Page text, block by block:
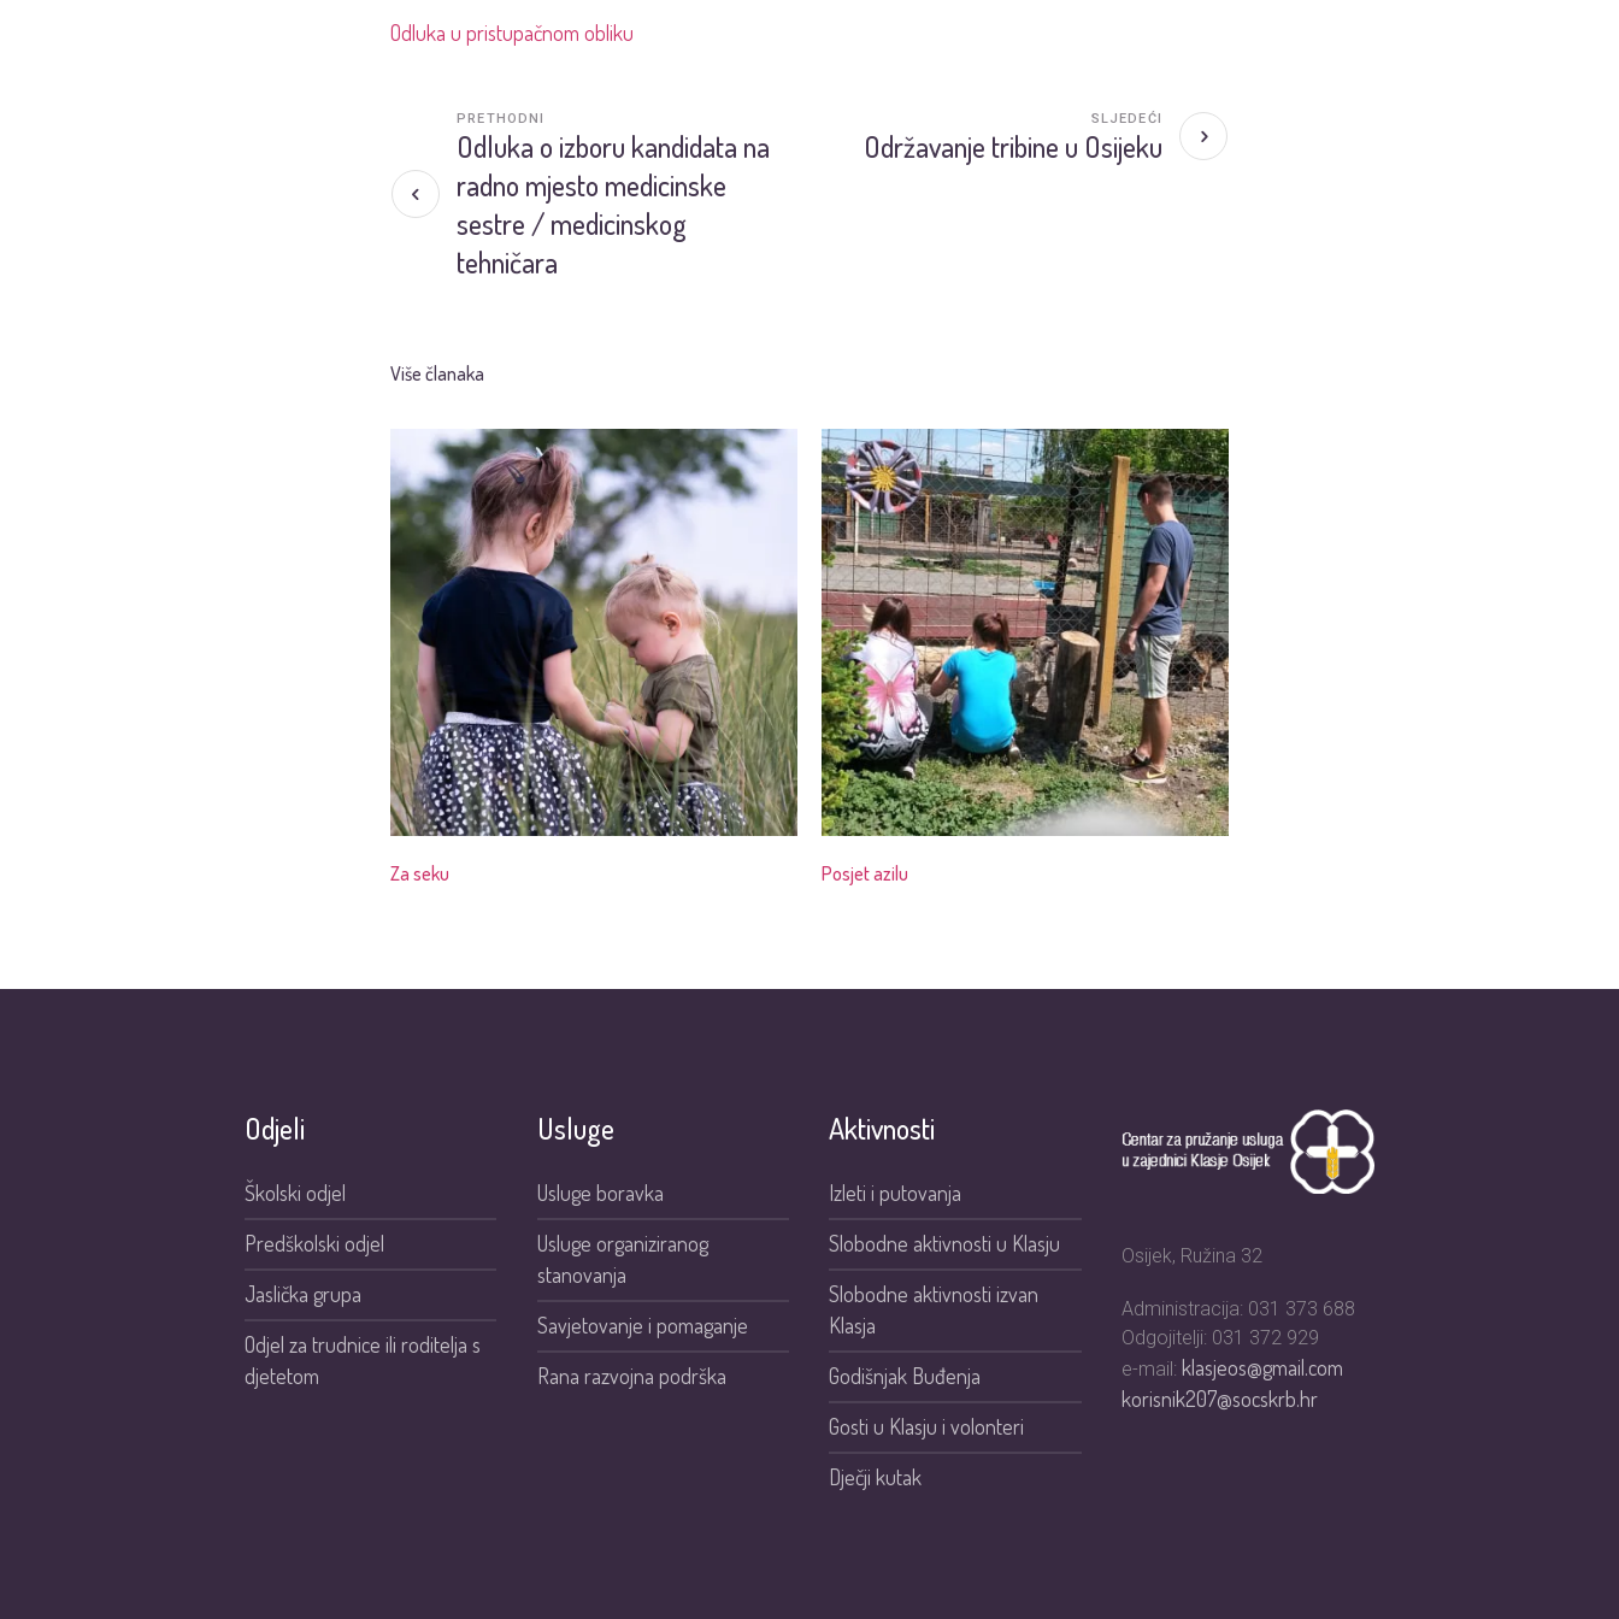
Odluka u pristupačnom obliku
Odluka o izboru kandidata na
radno mjesto medicinske
sestre / medicinskog
tehničara
PRETHODNI
Održavanje tribine u Osijeku
SLJEDEĆI
Više članaka
Za seku Posjet azilu
Odjeli
Školski odjel
Predškolski odjel
Jaslička grupa
Odjel za trudnice ili roditelja s
djetetom
Usluge
Usluge boravka
Usluge organiziranog
stanovanja
Savjetovanje i pomaganje
Rana razvojna podrška
Aktivnosti
Izleti i putovanja
Slobodne aktivnosti u Klasju
Slobodne aktivnosti izvan
Klasja
Godišnjak Buđenja
Gosti u Klasju i volonteri
Dječji kutak
Osijek, Ružina 32
Administracija: 031 373 688
Odgojitelji: 031 372 929
e-mail: klasjeos@gmail.com
korisnik207@socskrb.hr